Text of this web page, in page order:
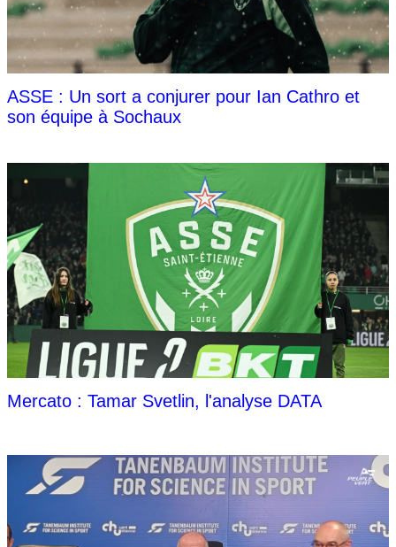
ASSE : Un sort a conjurer pour Ian Cathro et
son équipe à Sochaux
Mercato : Tamar Svetlin, l'analyse DATA